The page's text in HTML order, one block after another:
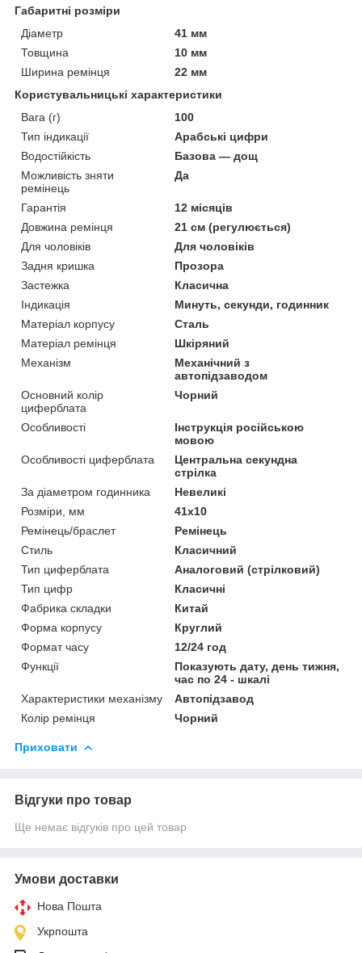
Габаритні розміри
Діаметр
41 мм
Товщина
10 мм
Ширина ремінця
22 мм
Користувальницькі характеристики
Вага (г)
100
Тип індикації
Арабські цифри
Водостійкість
Базова — дощ
Можливість зняти
ремінець
Да
Гарантія
12 місяців
Довжина ремінця
21 см (регулюється)
Для чоловіків
Для чоловіків
Задня кришка
Прозора
Застежка
Класична
Індикація
Минуть, секунди, годинник
Матеріал корпусу
Сталь
Матеріал ремінця
Шкіряний
Механізм
Механічний з
автопідзаводом
Основний колір
циферблата
Чорний
Особливості
Інструкція російською
мовою
Особливості циферблата
Центральна секундна
стрілка
За діаметром годинника
Невеликі
Розміри, мм
41х10
Ремінець/браслет
Ремінець
Стиль
Класичний
Тип циферблата
Аналоговий (стрілковий)
Тип цифр
Класичні
Фабрика складки
Китай
Форма корпусу
Круглий
Формат часу
12/24 год
Функції
Показують дату, день тижня,
час по 24 - шкалі
Характеристики механізму
Автопідзавод
Колір ремінця
Чорний
Приховати
Відгуки про товар
Ще немає відгуків про цей товар
Умови доставки
Нова Пошта
Укрпошта